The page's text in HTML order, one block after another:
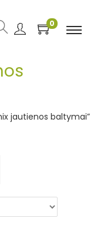
0
jautienos baltymai”